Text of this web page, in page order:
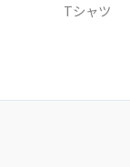
ネイル